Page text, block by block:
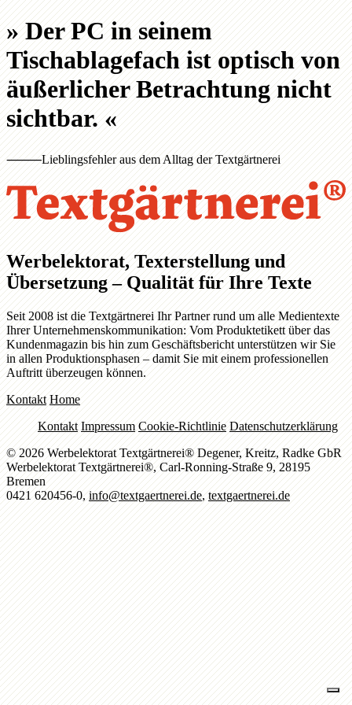
»Der PC in seinem
Tischablagefach ist optisch von
äußerlicher Betrachtung nicht
sichtbar.«
⸻Lieblingsfehler aus dem Alltag der Textgärtnerei
Werbelektorat, Texterstellung und
Übersetzung – Qualität für Ihre Texte
Seit 2008 ist die Textgärtnerei Ihr Partner rund um alle Medientexte
Ihrer Unternehmenskommunikation: Vom Produktetikett über das
Kundenmagazin bis hin zum Geschäftsbericht unterstützen wir Sie
in allen Produktionsphasen – damit Sie mit einem professionellen
Auftritt überzeugen können.
Kontakt Home
Kontakt Impressum Cookie-Richtlinie Datenschutzerklärung
© 2026 Werbelektorat Textgärtnerei® Degener, Kreitz, Radke GbR
Werbelektorat Textgärtnerei®, Carl-Ronning-Straße 9, 28195
Bremen
0421 620456-0,info@textgaertnerei.de,textgaertnerei.de